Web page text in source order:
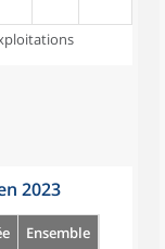
2023
Ensemble